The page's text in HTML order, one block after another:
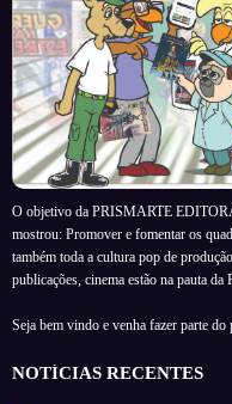
O objetivo da PRISMARTE
mostrou: Promover e fomentar os
também toda a cultura pop de
publicações, cinema estão na pauta da
Seja bem vindo e venha fazer parte
NOTÍCIAS RECENTES